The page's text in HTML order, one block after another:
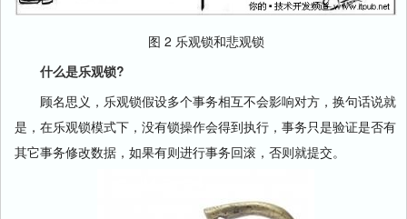
图 2 乐观锁和悲观锁
什么是乐观锁?
顾名思义，乐观锁假设多个事务相互不会影响对方，换句话说就
是，在乐观锁模式下，没有锁操作会得到执行，事务只是验证是否有
其它事务修改数据，如果有则进行事务回滚，否则就提交。